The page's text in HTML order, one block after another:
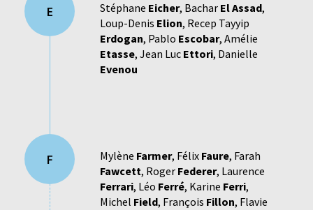
E Stéphane Eicher, Bachar El Assad,
Loup-Denis Elion, Recep Tayyip
Erdogan, Pablo Escobar, Amélie
Etasse, Jean Luc Ettori, Danielle
Evenou
F Mylène Farmer, Félix Faure, Farah
Fawcett, Roger Federer, Laurence
Ferrari, Léo Ferré, Karine Ferri,
Michel Field, François Fillon, Flavie